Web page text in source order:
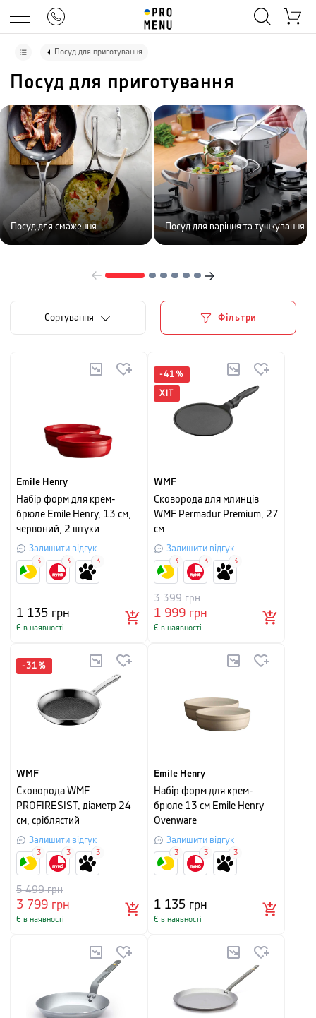
Посуд для приготування
Посуд для приготування
Посуд для смаження Посуд для варіння та тушкування
Сортування Фільтри
Emile Henry
Набір форм для крем-
брюле Emile Henry, 13 см,
червоний, 2 штуки
Залишити відгук
1 135 грн
Є в наявності
3 3 3
-41 %
ХІТ
WMF
Сковорода для млинців
WMF Permadur Premium, 27
см
Залишити відгук
1 999 грн
3 399грн
Є в наявності
3 3 3
-31 %
WMF
Сковорода WMF
PROFIRESIST, діаметр 24
см, сріблястий
Залишити відгук
3 799 грн
5 499грн
Є в наявності
3 3 3
Emile Henry
Набір форм для крем-
брюле 13 см Emile Henry
Ovenware
Залишити відгук
1 135 грн
Є в наявності
3 3 3